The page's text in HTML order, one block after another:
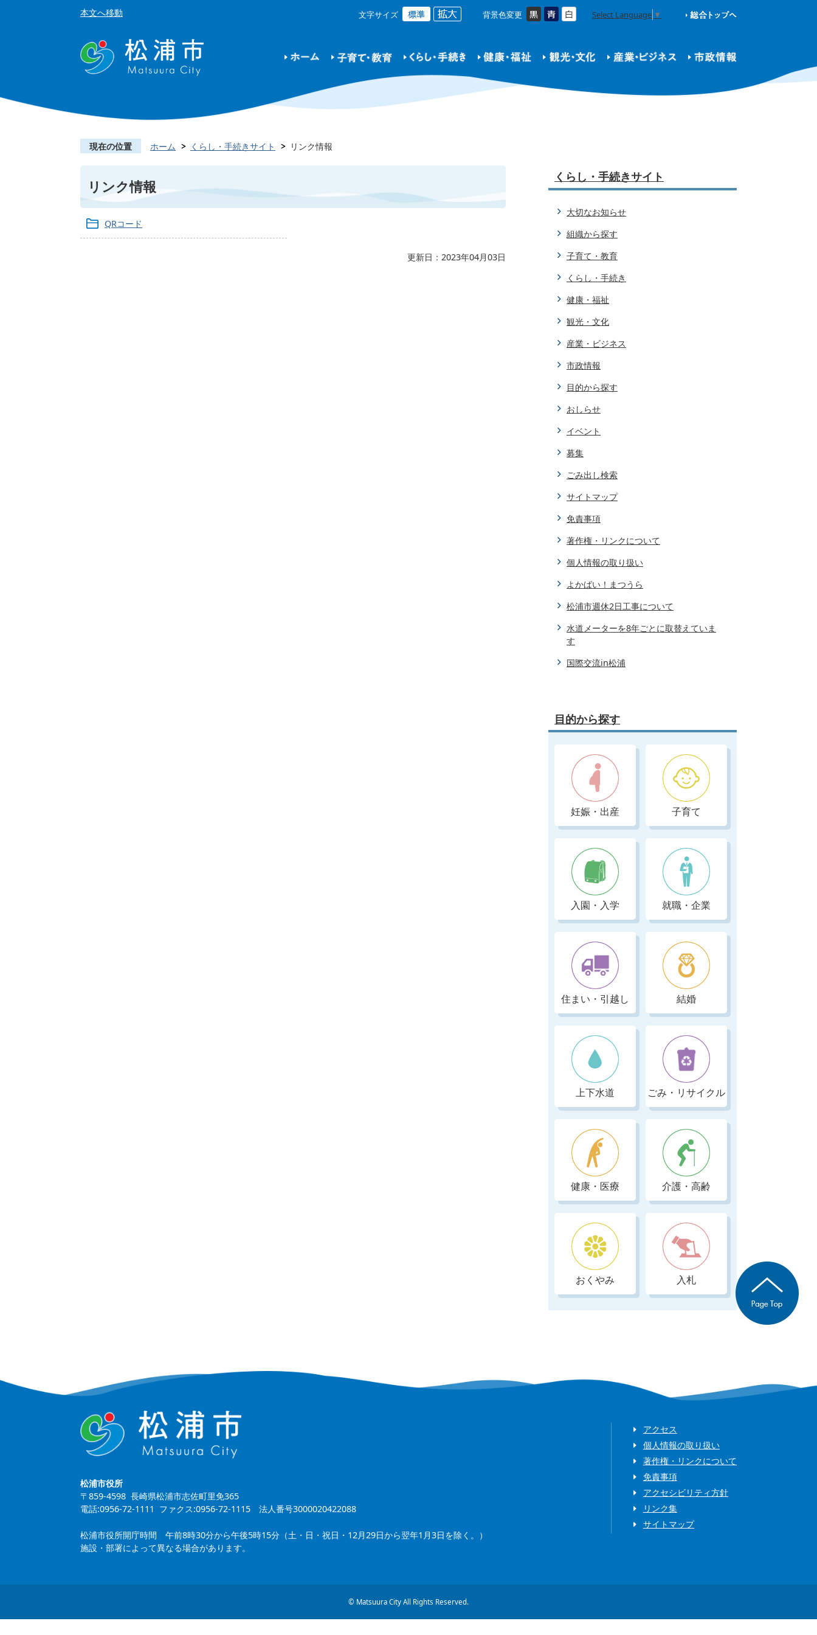
本文へ移動 文字サイズ 背景色変更 Select Language ▼
現在の位置 ホーム くらし・手続きサイト リンク情報
リンク情報
QRコード
更新日：2023年04月03日
くらし・手続きサイト
大切なお知らせ
組織から探す
子育て・教育
くらし・手続き
健康・福祉
観光・文化
産業・ビジネス
市政情報
目的から探す
おしらせ
イベント
募集
ごみ出し検索
サイトマップ
免責事項
著作権・リンクについて
個人情報の取り扱い
よかばい！まつうら
松浦市週休2日工事について
水道メーターを8年ごとに取替えていま
す
国際交流in松浦
目的から探す
妊娠・出産 子育て
入園・入学 就職・企業
住まい・引越し 結婚
上下水道 ごみ・リサイクル
健康・医療 介護・高齢
おくやみ 入札
松浦市役所
〒859-4598 長崎県松浦市志佐町里免365
電話:0956-72-1111 ファクス:0956-72-1115 法人番号3000020422088
松浦市役所開庁時間 午前8時30分から午後5時15分（土・日・祝日・12月29日から翌年1月3日を除く。）
施設・部署によって異なる場合があります。
アクセス
個人情報の取り扱い
著作権・リンクについて
免責事項
アクセシビリティ方針
リンク集
サイトマップ
© Matsuura City All Rights Reserved.